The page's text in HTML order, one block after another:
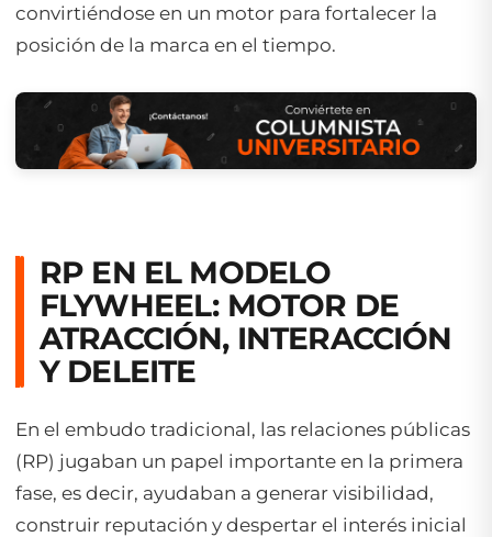
convirtiéndose en un motor para fortalecer la
posición de la marca en el tiempo.
RP EN EL MODELO
FLYWHEEL: MOTOR DE
ATRACCIÓN, INTERACCIÓN
Y DELEITE
En el embudo tradicional, las relaciones públicas
(RP) jugaban un papel importante en la primera
fase, es decir, ayudaban a generar visibilidad,
construir reputación y despertar el interés inicial